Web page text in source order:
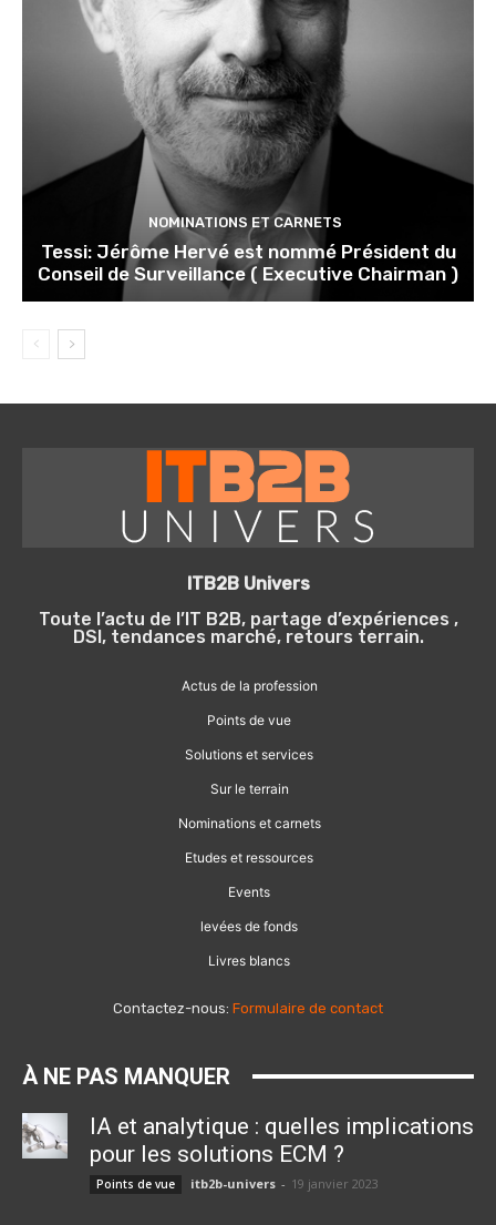
NOMINATIONS ET CARNETS
Tessi: Jérôme Hervé est nommé Président du
Conseil de Surveillance ( Executive Chairman )
ITB2B Univers
Toute l’actu de l’IT B2B, partage d’expériences ,
DSI, tendances marché, retours terrain.
Actus de la profession
Points de vue
Solutions et services
Sur le terrain
Nominations et carnets
Etudes et ressources
Events
levées de fonds
Livres blancs
Contactez-nous: Formulaire de contact
À NE PAS MANQUER
IA et analytique : quelles implications
pour les solutions ECM ?
Points de vue itb2b-univers - 19 janvier 2023